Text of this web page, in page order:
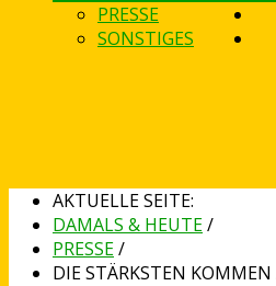
PRESSE
SONSTIGES
AKTUELLE SEITE:
DAMALS & HEUTE/
PRESSE/
DIE STÄRKSTEN KOMMEN